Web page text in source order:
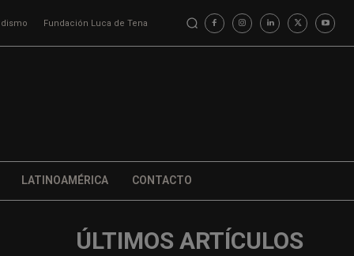
Fundación Luca de Tena
LATINOAMÉRICA CONTACTO
ÚLTIMOS ARTÍCULOS